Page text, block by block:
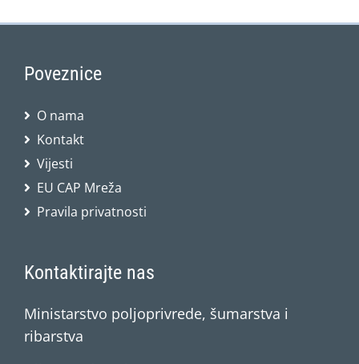
Poveznice
O nama
Kontakt
Vijesti
EU CAP Mreža
Pravila privatnosti
Kontaktirajte nas
Ministarstvo poljoprivrede, šumarstva i
ribarstva